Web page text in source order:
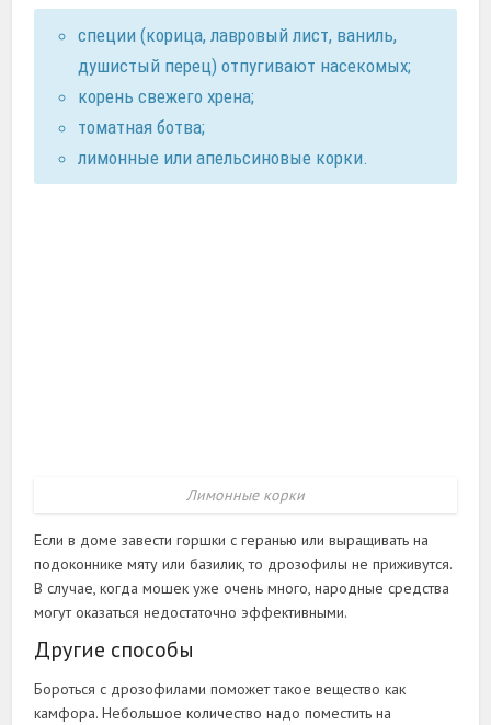
специи (корица, лавровый лист, ваниль,
душистый перец) отпугивают насекомых;
корень свежего хрена;
томатная ботва;
лимонные или апельсиновые корки.
Лимонные корки
Если в доме завести горшки с геранью или выращивать на
подоконнике мяту или базилик, то дрозофилы не приживутся.
В случае, когда мошек уже очень много, народные средства
могут оказаться недостаточно эффективными.
Другие способы
Бороться с дрозофилами поможет такое вещество как
камфора. Небольшое количество надо поместить на